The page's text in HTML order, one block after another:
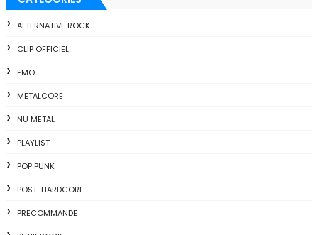
ALTERNATIVE ROCK
CLIP OFFICIEL
EMO
METALCORE
NU METAL
PLAYLIST
POP PUNK
POST-HARDCORE
PRECOMMANDE